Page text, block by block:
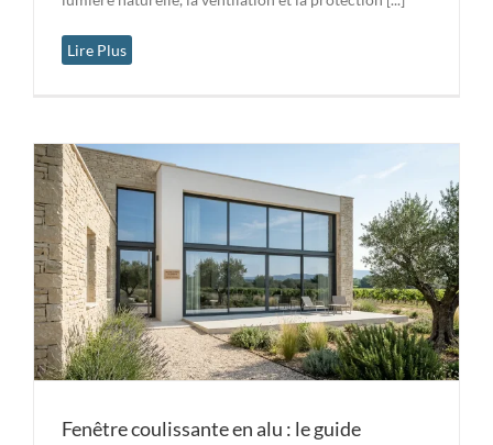
Lire Plus
Fenêtre coulissante en alu : le guide